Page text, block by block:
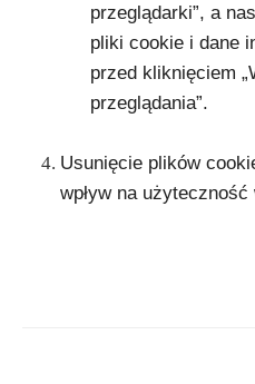
przeglądarki”, a
pliki cookie i dane
przed kliknięciem
przeglądania”.
Usunięcie plików
wpływ na